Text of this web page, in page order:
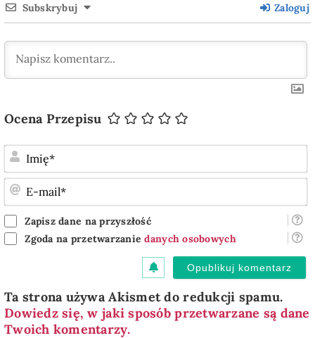
Subskrybuj Zaloguj
Ocena Przepisu
Zapisz dane na przyszłość
Zgoda na przetwarzaniedanych osobowych
Ta strona używa Akismet do redukcji spamu.
Dowiedz się, w jaki sposób przetwarzane są dane
Twoich komentarzy.